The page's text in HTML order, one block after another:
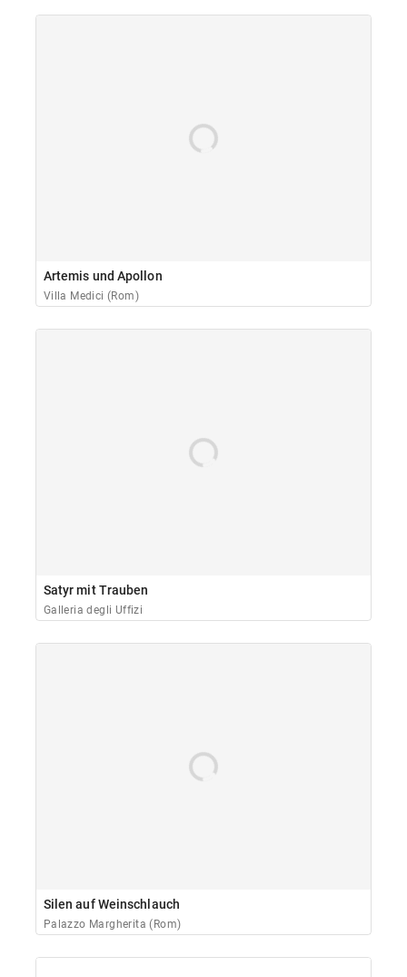
Artemis und Apollon
Villa Medici (Rom)
Satyr mit Trauben
Galleria degli Uffizi
Silen auf Weinschlauch
Palazzo Margherita (Rom)